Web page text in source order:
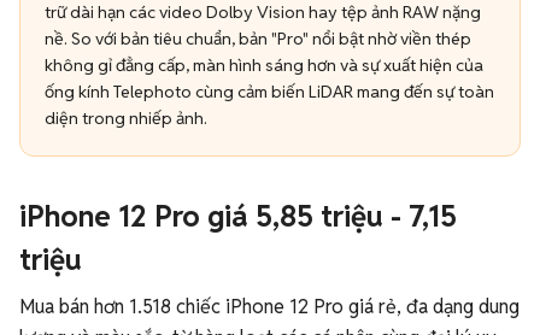
trữ dài hạn các video Dolby Vision hay tệp ảnh RAW nặng
nề. So với bản tiêu chuẩn, bản "Pro" nổi bật nhờ viền thép
không gỉ đẳng cấp, màn hình sáng hơn và sự xuất hiện của
ống kính Telephoto cùng cảm biến LiDAR mang đến sự toàn
diện trong nhiếp ảnh.
iPhone 12 Pro giá 5,85 triệu - 7,15
triệu
Mua bán hơn 1.518 chiếc iPhone 12 Pro giá rẻ, đa dạng dung